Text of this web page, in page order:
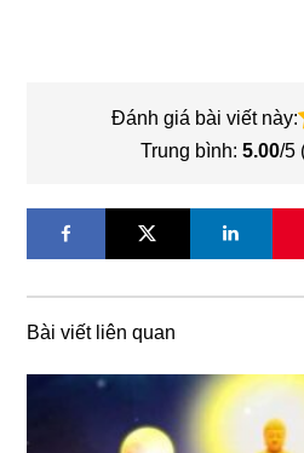
Đánh giá bài viết này:
Trung bình: 5.00/5
Bài viết liên quan